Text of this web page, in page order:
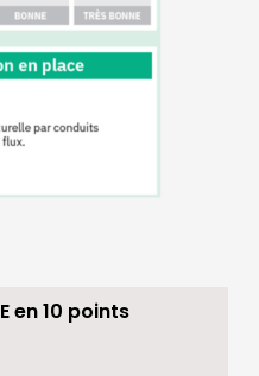
en 10 points